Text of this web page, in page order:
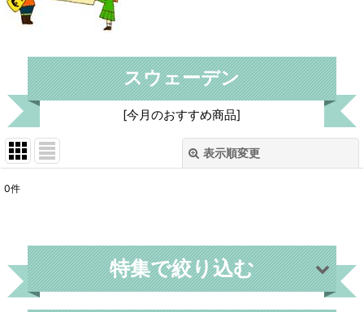
スウェーデン
[今月のおすすめ商品]
表示順変更
並び順
0件
特集で絞り込む